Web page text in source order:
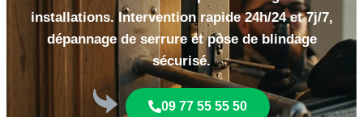
installations. Intervention rapide 24h/24 et 7j/7,
dépannage de serrure et pose de blindage
sécurisé.
09 77 55 55 50